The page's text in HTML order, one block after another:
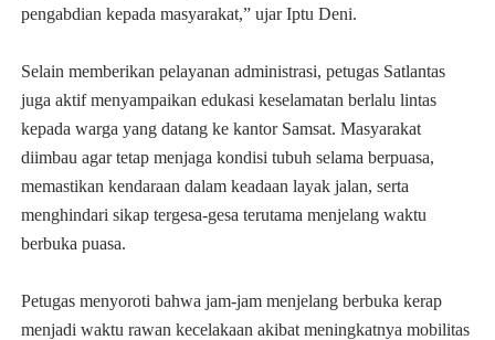
pengabdian kepada masyarakat,” ujar Iptu Deni.
Selain memberikan pelayanan administrasi, petugas Satlantas
juga aktif menyampaikan edukasi keselamatan berlalu lintas
kepada warga yang datang ke kantor Samsat. Masyarakat
diimbau agar tetap menjaga kondisi tubuh selama berpuasa,
memastikan kendaraan dalam keadaan layak jalan, serta
menghindari sikap tergesa-gesa terutama menjelang waktu
berbuka puasa.
Petugas menyoroti bahwa jam-jam menjelang berbuka kerap
menjadi waktu rawan kecelakaan akibat meningkatnya mobilitas